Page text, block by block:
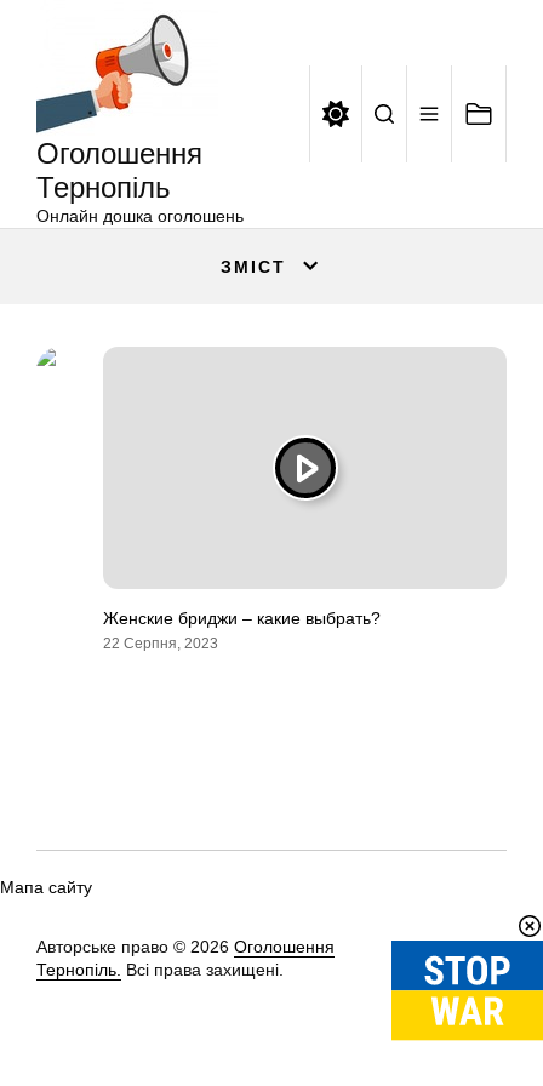
Оголошення
Тернопіль
Онлайн дошка оголошень
ЗМІСТ
Женские бриджи – какие выбрать?
22 Серпня, 2023
Мапа сайту
Авторське право © 2026 Оголошення
Тернопіль. Всі права захищені.
Вгору↑